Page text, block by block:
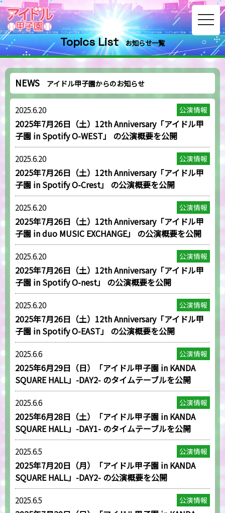
Topics List お知らせ一覧
NEWS アイドル甲子園からのお知らせ
2025.6.20 公演情報
2025年7月26日（土）12th Anniversary「アイドル甲
子園 in Spotify O-WEST」 の公演概要を公開
2025.6.20 公演情報
2025年7月26日（土）12th Anniversary「アイドル甲
子園 in Spotify O-Crest」 の公演概要を公開
2025.6.20 公演情報
2025年7月26日（土）12th Anniversary「アイドル甲
子園 in duo MUSIC EXCHANGE」 の公演概要を公開
2025.6.20 公演情報
2025年7月26日（土）12th Anniversary「アイドル甲
子園 in Spotify O-nest」 の公演概要を公開
2025.6.20 公演情報
2025年7月26日（土）12th Anniversary「アイドル甲
子園 in Spotify O-EAST」 の公演概要を公開
2025.6.6 公演情報
2025年6月29日（日）「アイドル甲子園 in KANDA
SQUARE HALL」-DAY2- のタイムテーブルを公開
2025.6.6 公演情報
2025年6月28日（土）「アイドル甲子園 in KANDA
SQUARE HALL」-DAY1- のタイムテーブルを公開
2025.6.5 公演情報
2025年7月20日（月）「アイドル甲子園 in KANDA
SQUARE HALL」-DAY2- の公演概要を公開
2025.6.5 公演情報
toggle